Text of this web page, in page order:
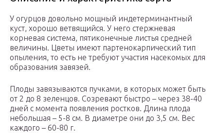
У огурцов довольно мощный индетерминантный
куст, хорошо ветвящийся. У него стержневая
корневая система, пятиконечные листья средней
величины. Цветы имеют партенокарпический тип
опыления, то есть не требуют участия насекомых для
образования завязей.
Плоды завязываются пучками, в которых может быть
от 2 до 8 зеленцов. Созревают быстро – через 38-40
дней с момента появления ростков. Длина плода
небольшая – 5-8 см. В диаметре они до 3,5 см. Вес
каждого – 60-80 г.